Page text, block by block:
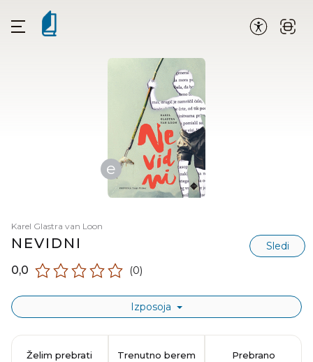
e
Karel Glastra van Loon
NEVIDNI Sledi
0,0 (0)
Izposoja
Želim prebrati Trenutno berem Prebrano